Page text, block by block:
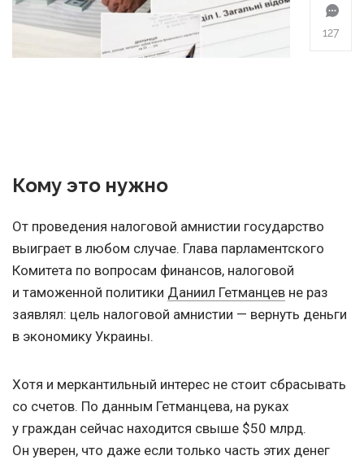
127
Кому это нужно
От проведения налоговой амнистии государство
выиграет в любом случае. Глава парламентского
Комитета по вопросам финансов, налоговой
и таможенной политики Даниил Гетманцев не раз
заявлял: цель налоговой амнистии — вернуть деньги
в экономику Украины.
Хотя и меркантильный интерес не стоит сбрасывать
со счетов. По данным Гетманцева, на руках
у граждан сейчас находится свыше $50 млрд.
Он уверен, что даже если только часть этих денег